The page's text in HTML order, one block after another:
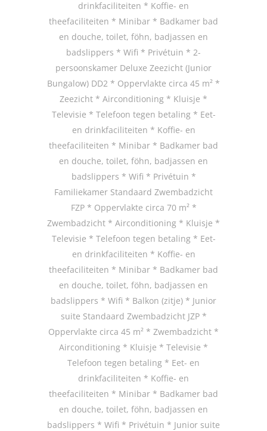
drinkfaciliteiten * Koffie- en
theefaciliteiten * Minibar * Badkamer bad
en douche, toilet, föhn, badjassen en
badslippers * Wifi * Privétuin * 2-
persoonskamer Deluxe Zeezicht (Junior
Bungalow) DD2 * Oppervlakte circa 45 m² *
Zeezicht * Airconditioning * Kluisje *
Televisie * Telefoon tegen betaling * Eet-
en drinkfaciliteiten * Koffie- en
theefaciliteiten * Minibar * Badkamer bad
en douche, toilet, föhn, badjassen en
badslippers * Wifi * Privétuin *
Familiekamer Standaard Zwembadzicht
FZP * Oppervlakte circa 70 m² *
Zwembadzicht * Airconditioning * Kluisje *
Televisie * Telefoon tegen betaling * Eet-
en drinkfaciliteiten * Koffie- en
theefaciliteiten * Minibar * Badkamer bad
en douche, toilet, föhn, badjassen en
badslippers * Wifi * Balkon (zitje) * Junior
suite Standaard Zwembadzicht JZP *
Oppervlakte circa 45 m² * Zwembadzicht *
Airconditioning * Kluisje * Televisie *
Telefoon tegen betaling * Eet- en
drinkfaciliteiten * Koffie- en
theefaciliteiten * Minibar * Badkamer bad
en douche, toilet, föhn, badjassen en
badslippers * Wifi * Privétuin * Junior suite